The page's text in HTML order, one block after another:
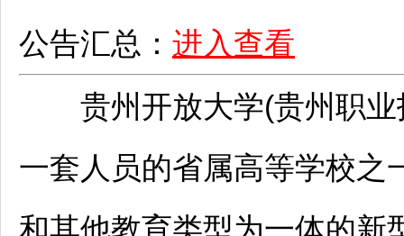
公告汇总： 进入查看
贵州开放大学(贵州职业
一套人员的省属高等学校之
和其他教育类型为一体的新